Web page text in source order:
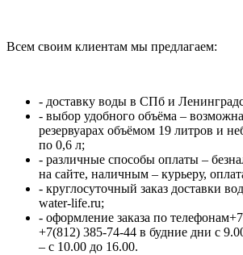
Всем своим клиентам мы предлагаем:
- доставку воды в СПб и
- выбор удобного объёма –
резервуарах объёмом 19 литров и
по 0,6 л;
- различные способы оплаты –
на сайте, наличным – курьеру,
- круглосуточный заказ доставки
water-life.ru;
- оформление заказа по
+7(812) 385-74-44 в будние дни с
– с 10.00 до 16.00.